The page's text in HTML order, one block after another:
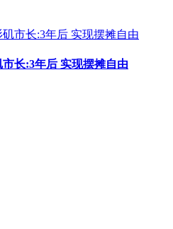
长:3年后 实现摆摊自由